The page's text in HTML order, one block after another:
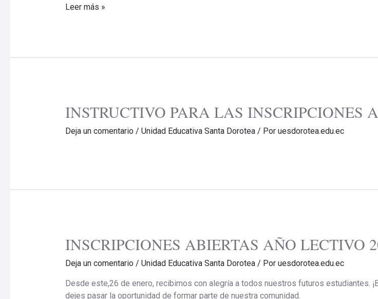
Leer más »
INSTRUCTIVO PARA LAS INSCRIPCIONES
Deja un comentario / Unidad Educativa Santa Dorotea/ Por uesdorotea.edu.ec
INSCRIPCIONES ABIERTAS AÑO LECTIVO
Deja un comentario / Unidad Educativa Santa Dorotea/ Por uesdorotea.edu.ec
Desde este,26 de enero, recibimos con alegría a todos nuestros futuros estudiantes.
dejes pasar la oportunidad de formar parte de nuestra comunidad.